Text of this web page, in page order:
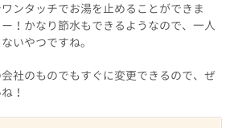
ンタッチでお湯を止めることができま
！かなり節水もできるようなので、一人
いやつですね。
社のものでもすぐに変更できるので、ぜ
！